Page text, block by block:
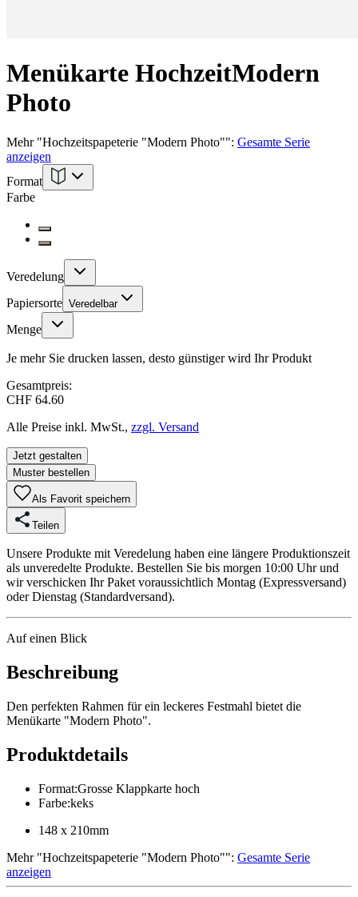
Menükarte HochzeitModern
Photo
Mehr"Hochzeitspapeterie "Modern Photo"": Gesamte Serie
anzeigen
Format
Farbe
Veredelung
Papiersorte Veredelbar
Menge
Je mehr Sie drucken lassen, desto günstiger wird Ihr Produkt
Gesamtpreis:
CHF 64.60
Alle Preise inkl. MwSt., zzgl. Versand
Jetzt gestalten
Muster bestellen
Als Favorit speichern
Teilen
Unsere Produkte mit Veredelung haben eine längere Produktionszeit
als unveredelte Produkte. Bestellen Sie bis morgen 10:00 Uhr und
wir verschicken Ihr Paket voraussichtlich Montag (Expressversand)
oder Dienstag (Standardversand).
Auf einen Blick
Beschreibung
Den perfekten Rahmen für ein leckeres Festmahl bietet die
Menükarte "Modern Photo".
Produktdetails
Format:Grosse Klappkarte hoch
Farbe:keks
148 x 210mm
Mehr"Hochzeitspapeterie "Modern Photo"": Gesamte Serie
anzeigen